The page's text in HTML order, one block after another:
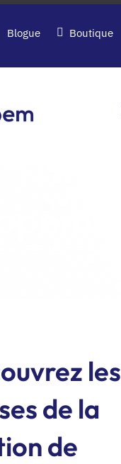
Blogue Boutique
les
de la
de